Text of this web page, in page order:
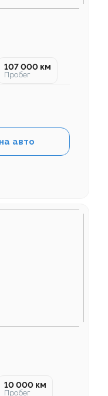
107 000 км
Пробег
авто
10 000 км
Пробег